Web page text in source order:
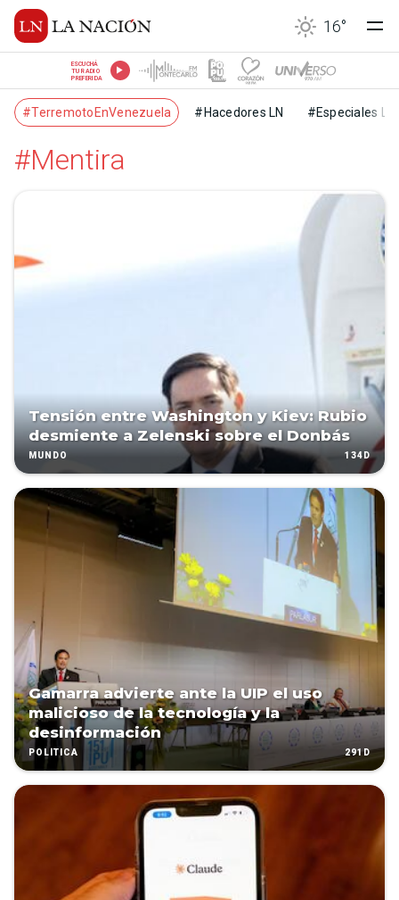
16°
ESCUCHÁ
TU RADIO
PREFERIDA
#TerremotoEnVenezuela #Hacedores LN #Especiales LN
#Mentira
Tensión entre Washington y Kiev: Rubio
desmiente a Zelenski sobre el Donbás
MUNDO 134D
Gamarra advierte ante la UIP el uso
malicioso de la tecnología y la
desinformación
POLÍTICA 291D